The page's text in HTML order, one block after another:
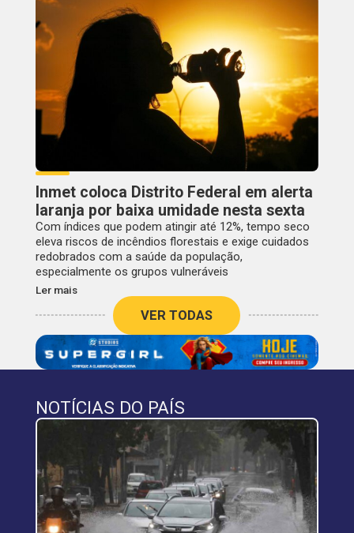
Inmet coloca Distrito Federal em alerta
laranja por baixa umidade nesta sexta
Com índices que podem atingir até 12%, tempo seco
eleva riscos de incêndios florestais e exige cuidados
redobrados com a saúde da população,
especialmente os grupos vulneráveis
Ler mais
VER TODAS
NOTÍCIAS DO PAÍS